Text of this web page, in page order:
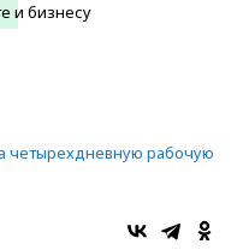
и бизнесу
четырехдневную рабочую